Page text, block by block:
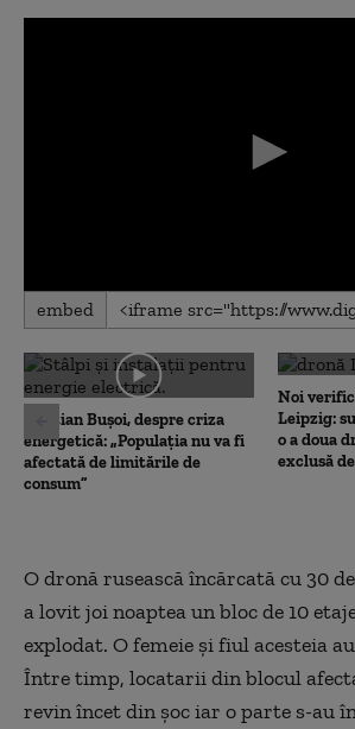
0
seconds
0
seconds
embed
Cristian Bușoi, despre criza
energetică: „Populația nu va fi
afectată de limitările de
consum”
Noi
Leipzig:
o a doua
exclusă
O dronă rusească încărcată cu 30
a lovit joi noaptea un bloc de 10
explodat. O femeie și fiul acesteia
Între timp, locatarii din blocul
revin încet din șoc iar o parte s-au